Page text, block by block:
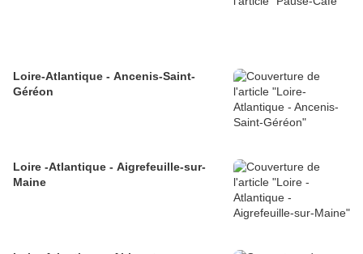
Loire-Atlantique - Ancenis-Saint-
Géréon
Loire -Atlantique - Aigrefeuille-sur-
Maine